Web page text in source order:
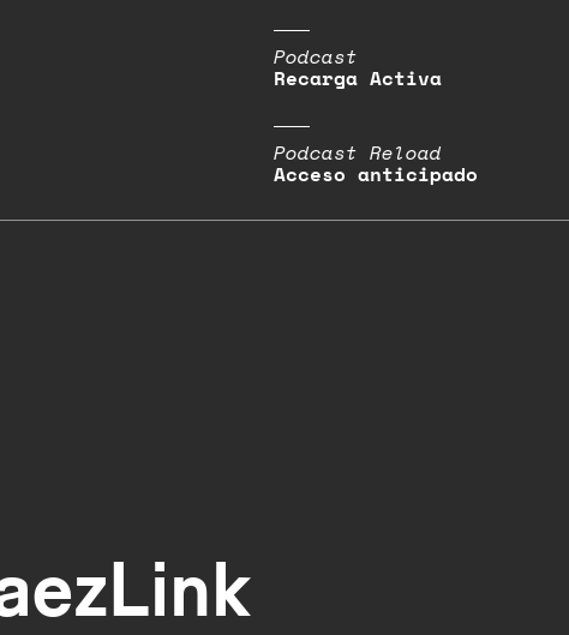
Podcast
Recarga Activa
Podcast Reload
Acceso anticipado